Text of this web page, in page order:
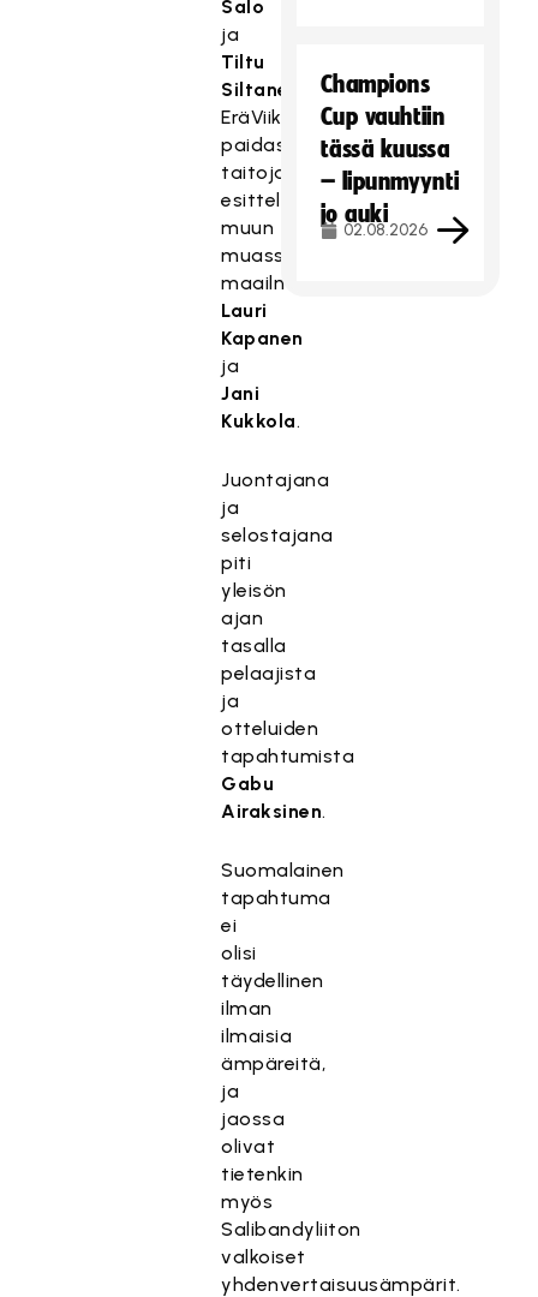
Salo
ja
Tiltu
Siltanen
EräViikinkien
paidassa
taitojaan
esittelivät
muun
muassa
maailmanmestarit
Lauri
Kapanen
ja
Jani
Kukkola.
Juontajana
ja
selostajana
piti
yleisön
ajan
tasalla
pelaajista
ja
otteluiden
tapahtumista
Gabu
Airaksinen.
Suomalainen
tapahtuma
ei
olisi
täydellinen
ilman
ilmaisia
ämpäreitä,
ja
jaossa
olivat
tietenkin
myös
Salibandyliiton
valkoiset
yhdenvertaisuusämpärit.
Champions
Cup vauhtiin
tässä kuussa
– lipunmyynti
jo auki
02.08.2026